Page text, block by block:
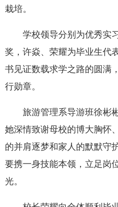
栽培。
学校领导分别为优秀实习
奖，许焱、荣耀为毕业生代
书见证数载求学之路的圆满
行勋章。
旅游管理系导游班徐彬彬
她深情致谢母校的博大胸怀
的并肩逐梦和家人的默默守
要携一身技能本领，立足岗
光。